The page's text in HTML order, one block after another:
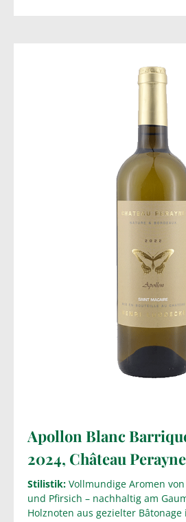
Apollon Blanc
2024, Château
Stilistik: Vollmundige Aromen
und Pfirsich – nachhaltig am
Holznoten aus gezielter Bâtonage